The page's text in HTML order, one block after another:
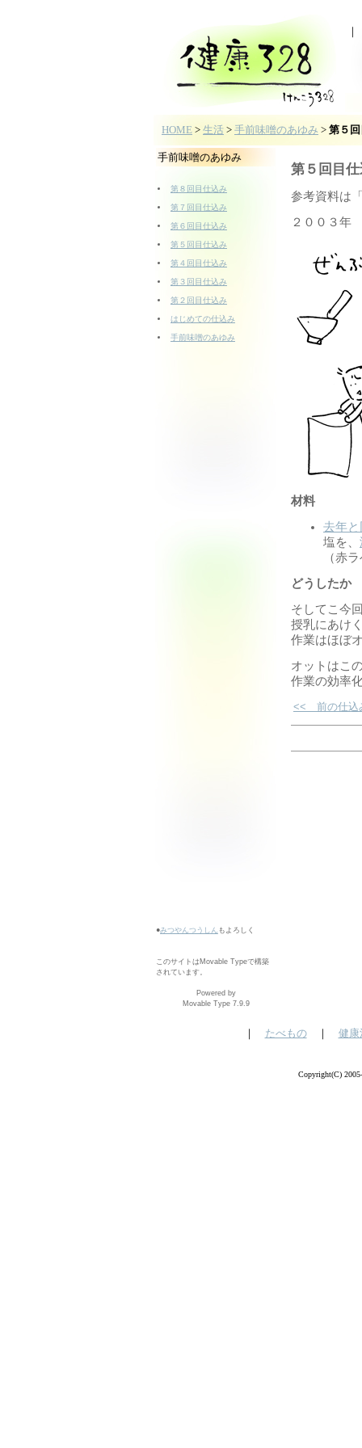
HOME > 生活 > 手前味噌のあゆみ > 第５
手前味噌のあゆみ
第８回目仕込み
第７回目仕込み
第６回目仕込み
第５回目仕込み
第４回目仕込み
第３回目仕込み
第２回目仕込み
はじめての仕込み
手前味噌のあゆみ
第５回目
参考資料は
２００３
材料
去年と
塩を、
（赤
どうしたか
そしてこ今
授乳にあけ
作業はほぼ
オットはこ
作業の効率
<< 前の仕込
●みつやんつうしん もよろしく
このサイトはMovable Typeで構築
されています。
Powered by
Movable Type 7.9.9
｜ たべもの｜ 健康
Copyright(C)